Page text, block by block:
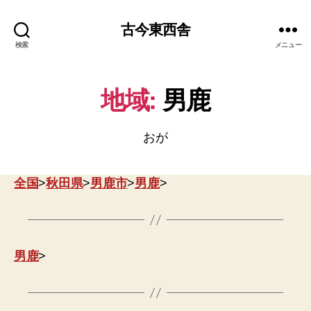
検索
古今東西舎
メニュー
地域: 男鹿
おが
全国>秋田県>男鹿市>男鹿>
男鹿>